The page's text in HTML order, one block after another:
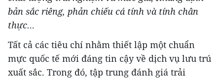
bản sắc riêng, phản chiếu cá tính và tính chân
thực…
Tất cả các tiêu chí nhằm thiết lập một chuẩn
mực quốc tế mới đáng tin cậy về dịch vụ lưu trú
xuất sắc. Trong đó, tập trung đánh giá trải